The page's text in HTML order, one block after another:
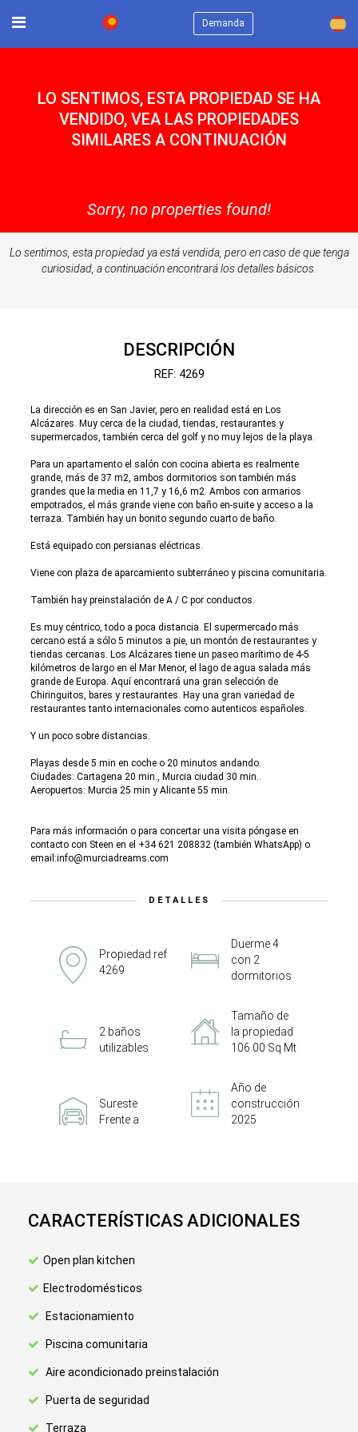
Demanda ×
LO SENTIMOS, ESTA PROPIEDAD SE HA
VENDIDO, VEA LAS PROPIEDADES
SIMILARES A CONTINUACIÓN
Sorry, no properties found!
Lo sentimos, esta propiedad ya está vendida, pero en caso de que tenga
curiosidad, a continuación encontrará los detalles básicos.
DESCRIPCIÓN
REF: 4269
La dirección es en San Javier, pero en realidad está en Los
Alcázares. Muy cerca de la ciudad, tiendas, restaurantes y
supermercados, también cerca del golf y no muy lejos de la playa.
Para un apartamento el salón con cocina abierta es realmente
grande, más de 37 m2, ambos dormitorios son también más
grandes que la media en 11,7 y 16,6 m2. Ambos con armarios
empotrados, el más grande viene con baño en-suite y acceso a la
terraza. También hay un bonito segundo cuarto de baño.
Está equipado con persianas eléctricas.
Viene con plaza de aparcamiento subterráneo y piscina comunitaria.
También hay preinstalación de A / C por conductos.
Es muy céntrico, todo a poca distancia. El supermercado más
cercano está a sólo 5 minutos a pie, un montón de restaurantes y
tiendas cercanas. Los Alcázares tiene un paseo marítimo de 4-5
kilómetros de largo en el Mar Menor, el lago de agua salada más
grande de Europa. Aquí encontrará una gran selección de
Chiringuitos, bares y restaurantes. Hay una gran variedad de
restaurantes tanto internacionales como autenticos españoles.
Y un poco sobre distancias.
Playas desde 5 min en coche o 20 minutos andando.
Ciudades: Cartagena 20 min., Murcia ciudad 30 min..
Aeropuertos: Murcia 25 min y Alicante 55 min.
Para más información o para concertar una visita póngase en
contacto con Steen en el +34 621 208832 (también WhatsApp) o
email:info@murciadreams.com
DETALLES
Propiedad ref
4269
Duerme 4
con 2
dormitorios
2 baños
utilizables
Tamaño de
la propiedad
106.00 Sq Mt
Sureste
Frente a
Año de
construcción
2025
CARACTERÍSTICAS ADICIONALES
Open plan kitchen
Electrodomésticos
Estacionamiento
Piscina comunitaria
Aire acondicionado preinstalación
Puerta de seguridad
Terraza